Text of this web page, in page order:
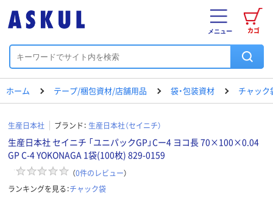
カゴ
メニュー
ホーム テープ/梱包資材/店舗用品 袋・包装資材 チャック
生産日本社 ブランド： 生産日本社（セイニチ）
生産日本社 セイニチ 「ユニパックGP」Cー4 ヨコ長 70×100×0.04
GP C-4 YOKONAGA 1袋(100枚) 829-0159
（0件のレビュー）
ランキングを見る：チャック袋